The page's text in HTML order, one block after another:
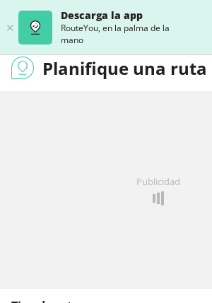
Descarga la app
RouteYou, en la palma de la
mano
Planifique una ruta
Publicidad